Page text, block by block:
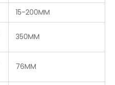
15-200MM
350MM
76MM